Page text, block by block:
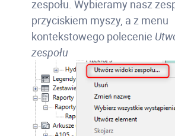
zespołu. Wybieramy nasz
przyciskiem myszy, a z menu
kontekstowego polecenie
zespołu